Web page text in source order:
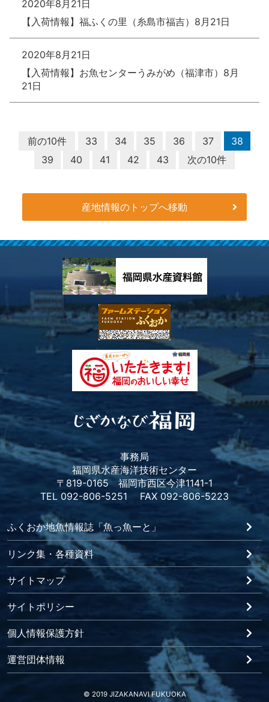
2020年8月21日
【入荷情報】福ふくの里（糸島市福吉）8月21日
2020年8月21日
【入荷情報】お魚センターうみがめ（福津市）8月
21日
前の10件 33 34 35 36 37
38
39
40 41 42 43 次の10件
産地情報のトップへ移動
事務局
福岡県水産海洋技術センター
〒819-0165 福岡市西区今津1141-1
TEL 092-806-5251 FAX 092-806-5223
ふくおか地魚情報誌「魚っ魚ーと」
リンク集・各種資料
サイトマップ
サイトポリシー
個人情報保護方針
運営団体情報
© 2019 JIZAKANAVI FUKUOKA